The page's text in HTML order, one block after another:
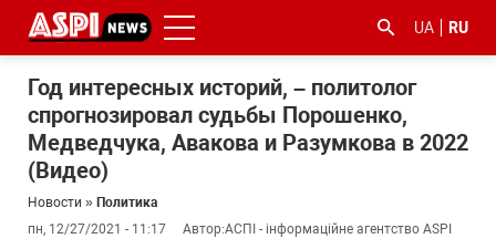
UA RU
Год интересных историй, – политолог
спрогнозировал судьбы Порошенко,
Медведчука, Авакова и Разумкова в 2022
(Видео)
Новости » Политика
пн, 12/27/2021 - 11:17
Автор:АСПІ - інформаційне агентство ASPI